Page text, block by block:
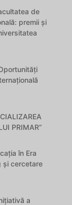
de
premii și
PRIMAR”
în Era
și cercetare
a